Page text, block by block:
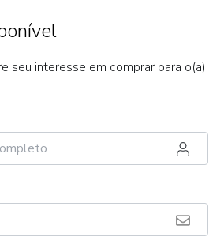
seu interesse em comprar para o(a)